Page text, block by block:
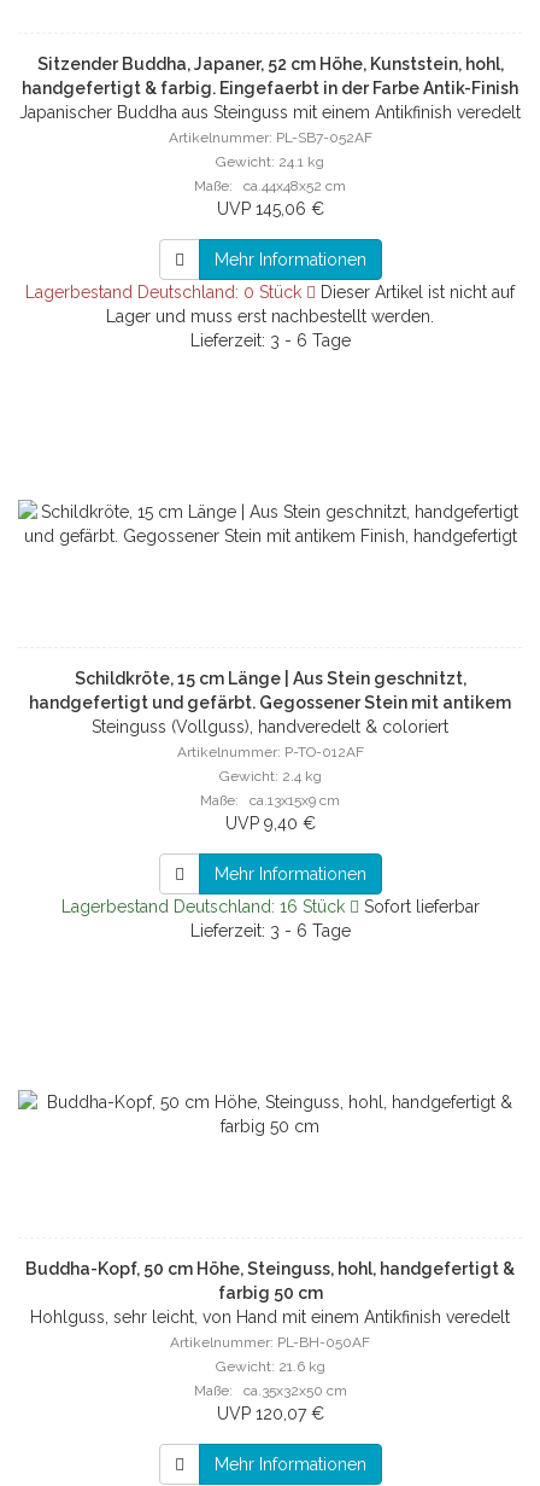
Sitzender Buddha, Japaner, 52 cm Höhe, Kunststein, hohl,
handgefertigt & farbig. Eingefaerbt in der Farbe Antik-Finish
52 cm, Hohlguss
Japanischer Buddha aus Steinguss mit einem Antikfinish veredelt
Artikelnummer: PL-SB7-052AF
Gewicht: 24.1 kg
Maße: ca.44x48x52 cm
UVP 145,06 €
Mehr Informationen
Lagerbestand Deutschland: 0 Stück
Dieser Artikel ist nicht auf
Lager und muss erst nachbestellt werden.
Lieferzeit: 3 - 6 Tage
Schildkröte, 15 cm Länge | Aus Stein geschnitzt,
handgefertigt und gefärbt. Gegossener Stein mit antikem
Finish, handgefertigt
Steinguss (Vollguss), handveredelt & coloriert
Artikelnummer: P-TO-012AF
Gewicht: 2.4 kg
Maße: ca.13x15x9 cm
UVP 9,40 €
Mehr Informationen
Lagerbestand Deutschland: 16 Stück
Sofort lieferbar
Lieferzeit: 3 - 6 Tage
Buddha-Kopf, 50 cm Höhe, Steinguss, hohl, handgefertigt &
farbig 50 cm
Hohlguss, sehr leicht, von Hand mit einem Antikfinish veredelt
Artikelnummer: PL-BH-050AF
Gewicht: 21.6 kg
Maße: ca.35x32x50 cm
UVP 120,07 €
Mehr Informationen